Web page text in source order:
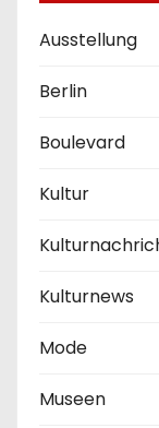
Ausstellung
Berlin
Boulevard
Kultur
Kulturnews
Mode
Museen